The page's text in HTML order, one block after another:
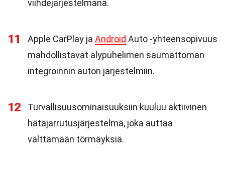
viihdejärjestelmänä.
11 Apple CarPlay ja Android Auto -yhteensopivuus
mahdollistavat älypuhelimen saumattoman
integroinnin auton järjestelmiin.
12
Turvallisuusominaisuuksiin kuuluu aktiivinen
hätäjarrutusjärjestelmä, joka auttaa
välttämään törmäyksiä.